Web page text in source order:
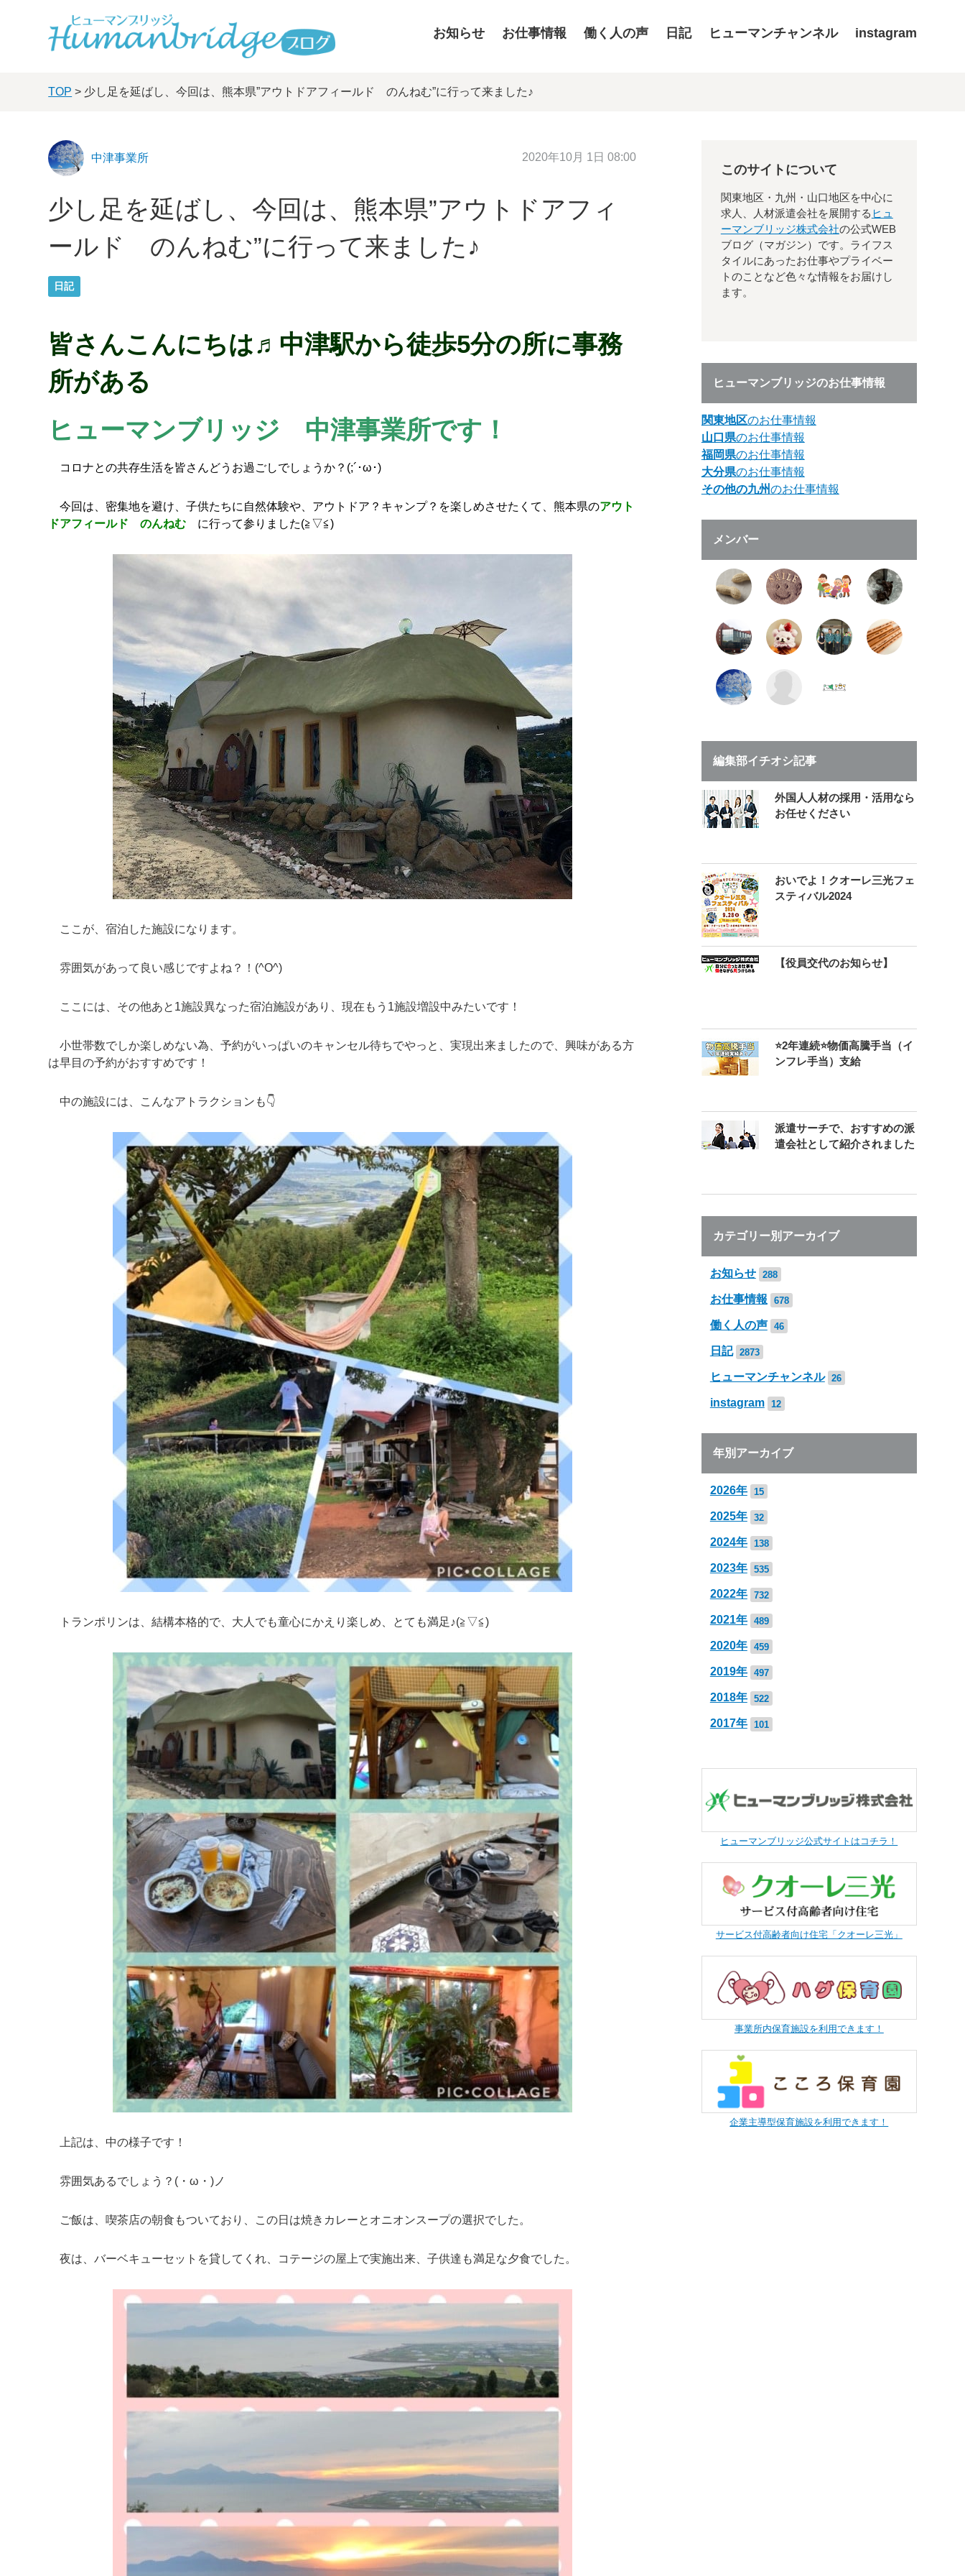
お知らせ お仕事情報 働く人の声 日記 ヒューマンチャンネル instagram
TOP > 少し足を延ばし、今回は、熊本県”アウトドアフィールド のんねむ”に行って来ました♪
中津事業所 2020年10月 1日 08:00
少し足を延ばし、今回は、熊本県”アウトドアフィ
ールド のんねむ”に行って来ました♪
日記
皆さんこんにちは♬中津駅から徒歩5分の所に事務
所がある
ヒューマンブリッジ 中津事業所です！
コロナとの共存生活を皆さんどうお過ごしでしょうか？(;´･ω･)
今回は、密集地を避け、子供たちに自然体験や、アウトドア？キャンプ？を楽しめさせたくて、熊本県のアウト
ドアフィールドのんねむ に行って参りました(≧▽≦)
ここが、宿泊した施設になります。
雰囲気があって良い感じですよね？！(^O^)
ここには、その他あと1施設異なった宿泊施設があり、現在もう1施設増設中みたいです！
小世帯数でしか楽しめない為、予約がいっぱいのキャンセル待ちでやっと、実現出来ましたので、興味がある方
は早目の予約がおすすめです！
中の施設には、こんなアトラクションも👇
トランポリンは、結構本格的で、大人でも童心にかえり楽しめ、とても満足♪(≧▽≦)
上記は、中の様子です！
雰囲気あるでしょう？(・ω・)ノ
ご飯は、喫茶店の朝食もついており、この日は焼きカレーとオニオンスープの選択でした。
夜は、バーベキューセットを貸してくれ、コテージの屋上で実施出来、子供達も満足な夕食でした。
このサイトについて
関東地区・九州・山口地区を中心に
求人、人材派遣会社を展開する ヒュ
ーマンブリッジ株式会社の公式WEB
ブログ（マガジン）です。ライフス
タイルにあったお仕事やプライベー
トのことなど色々な情報をお届けし
ます。
ヒューマンブリッジのお仕事情報
関東地区のお仕事情報
山口県のお仕事情報
福岡県のお仕事情報
大分県のお仕事情報
その他の九州のお仕事情報
メンバー
編集部イチオシ記事
外国人人材の採用・活用なら
お任せください
おいでよ！クオーレ三光フェ
スティバル2024
【役員交代のお知らせ】
⭐2年連続⭐物価高騰手当（イ
ンフレ手当）支給
派遣サーチで、おすすめの派
遣会社として紹介されました
カテゴリー別アーカイブ
お知らせ 288
お仕事情報 678
働く人の声 46
日記 2873
ヒューマンチャンネル 26
instagram 12
年別アーカイブ
2026年 15
2025年 32
2024年 138
2023年 535
2022年 732
2021年 489
2020年 459
2019年 497
2018年 522
2017年 101
ヒューマンブリッジ公式サイトはコチラ！
サービス付高齢者向け住宅「クオーレ三光」
事業所内保育施設を利用できます！
企業主導型保育施設を利用できます！